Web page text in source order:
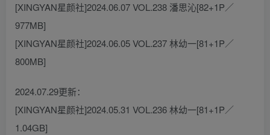
[XINGYAN星颜社]2024.06.07 VOL.238 潘思沁[82+1P／
977MB]
[XINGYAN星颜社]2024.06.05 VOL.237 林幼一[81+1P／
800MB]
2024.07.29更新：
[XINGYAN星颜社]2024.05.31 VOL.236 林幼一[81+1P／
1.04GB]